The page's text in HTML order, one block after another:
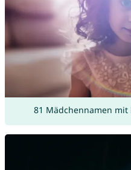
81 Mädchennamen